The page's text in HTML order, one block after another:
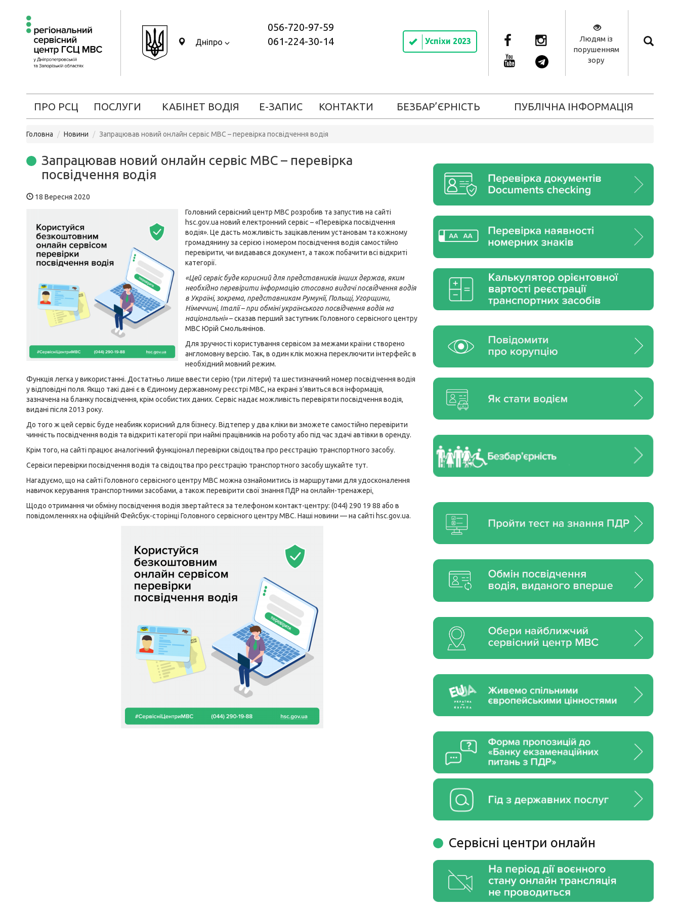
Дніпро
056-720-97-59
061-224-30-14
Успіхи 2023
Людям із
порушенням
зору
ПРО РСЦ ПОСЛУГИ КАБІНЕТ ВОДІЯ Е-ЗАПИС КОНТАКТИ БЕЗБАР’ЄРНІСТЬ ПУБЛІЧНА ІНФОРМАЦІЯ
Головна Новини Запрацював новий онлайн сервіс МВС – перевірка посвідчення водія
Запрацював новий онлайн сервіс МВС – перевірка
посвідчення водія
18 Вересня 2020
Головний сервісний центр МВС розробив та запустив на сайті
hsc.gov.ua новий електронний сервіс –«Перевірка посвідчення
водія». Це дасть можливість зацікавленим установам та кожному
громадянину за серією і номером посвідчення водія самостійно
перевірити, чи видавався документ, а також побачити всі відкриті
категорії.
«Цей сервіс буде корисний для представників інших держав, яким
необхідно перевірити інформацію стосовно видачі посвідчення водія
в Україні, зокрема, представникам Румунії, Польщі, Угорщини,
Німеччині, Італії – при обміні українського посвідчення водія на
національні»– сказав перший заступник Головного сервісного центру
МВС Юрій Смольянінов.
Для зручності користування сервісом за межами країни створено
англомовну версію. Так, в один клік можна переключити інтерфейс в
необхідний мовний режим.
Функція легка у використанні. Достатньо лише ввести серію (три літери) та шестизначний номер посвідчення водія
у відповідні поля. Якщо такі дані є в Єдиному державному реєстрі МВС, на екрані з’явиться вся інформація,
зазначена на бланку посвідчення, крім особистих даних. Сервіс надає можливість перевіряти посвідчення водія,
видані після 2013 року.
До того ж цей сервіс буде неабияк корисний для бізнесу. Відтепер у два кліки ви зможете самостійно перевірити
чинність посвідчення водія та відкриті категорії при наймі працівників на роботу або під час здачі автівки в оренду.
Крім того, на сайті працює аналогічний функціонал перевірки свідоцтва про реєстрацію транспортного засобу.
Сервіси перевірки посвідчення водія та свідоцтва про реєстрацію транспортного засобу шукайте тут.
Нагадуємо, що на сайті Головного сервісного центру МВС можна ознайомитись із маршрутами для удосконалення
навичок керування транспортними засобами, а також перевірити свої знання ПДР на онлайн-тренажері.
Щодо отримання чи обміну посвідчення водія звертайтеся за телефоном контакт-центру: (044) 290 19 88 або в
повідомленнях на офіційній Фейсбук-сторінці Головного сервісного центру МВС. Наші новини — на сайті hsc.gov.ua.
Сервiснi центри онлайн